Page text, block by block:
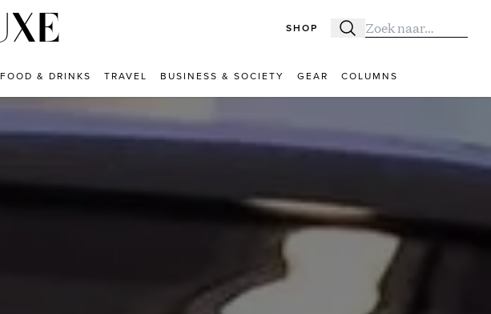
SHOP Zoeken
Zoek naar:
FOOD & DRINKS TRAVEL BUSINESS & SOCIETY GEAR COLUMNS